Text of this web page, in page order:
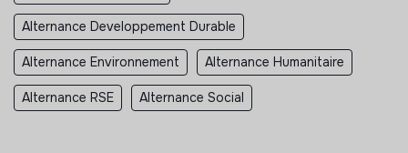
Alternance Developpement Durable
Alternance Environnement Alternance Humanitaire
Alternance RSE Alternance Social